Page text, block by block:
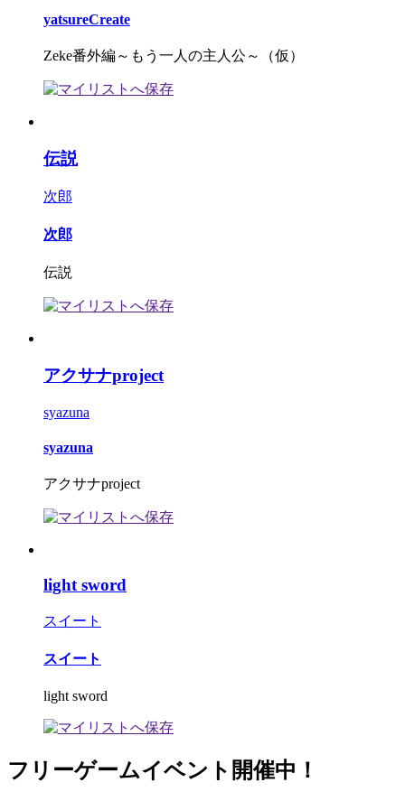
yatsureCreate
Zeke番外編～もう一人の主人公～（仮）
伝説
次郎
次郎
伝説
アクサナproject
syazuna
syazuna
アクサナproject
light sword
スイート
スイート
light sword
フリーゲームイベント開催中！